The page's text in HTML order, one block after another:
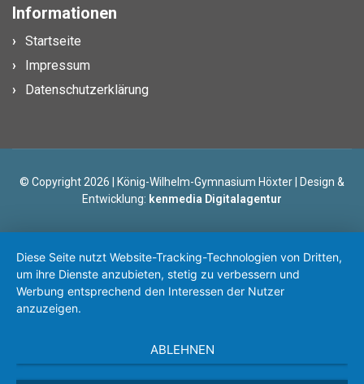
Informationen
Startseite
Impressum
Datenschutzerklärung
© Copyright 2026 | König-Wilhelm-Gymnasium Höxter | Design &
Entwicklung: kenmedia Digitalagentur
Diese Seite nutzt Website-Tracking-Technologien von Dritten,
um ihre Dienste anzubieten, stetig zu verbessern und
Werbung entsprechend den Interessen der Nutzer
anzuzeigen.
ABLEHNEN